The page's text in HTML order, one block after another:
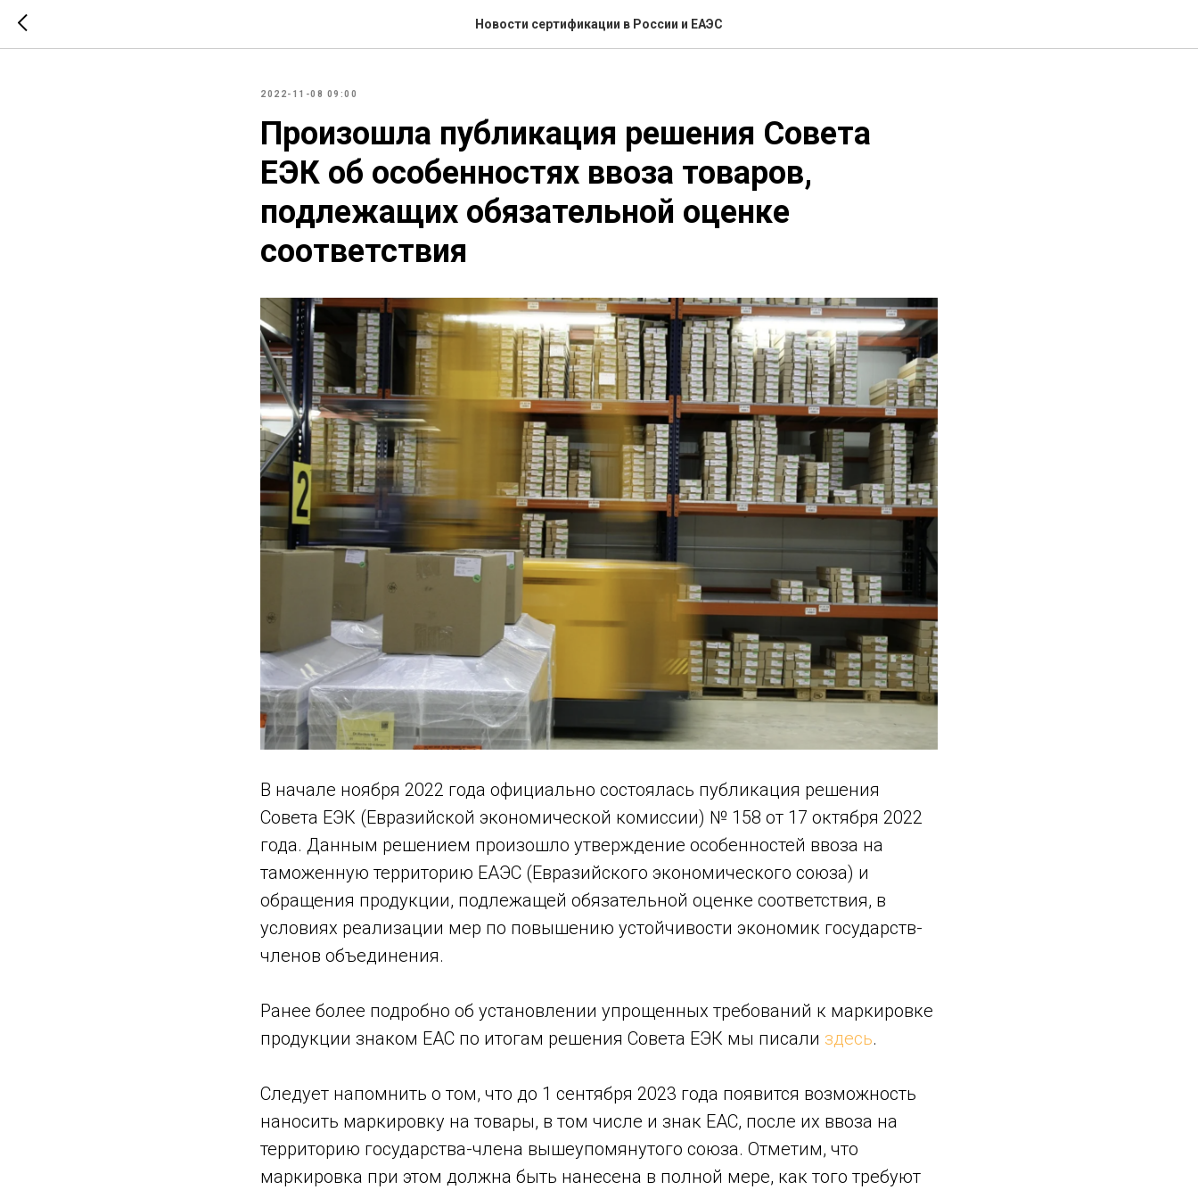
Новости сертификации в России и ЕАЭС
2022-11-08 09:00
Произошла публикация решения Совета
ЕЭК об особенностях ввоза товаров,
подлежащих обязательной оценке
соответствия
В начале ноября 2022 года официально состоялась публикация решения
Совета ЕЭК (Евразийской экономической комиссии) № 158 от 17 октября 2022
года. Данным решением произошло утверждение особенностей ввоза на
таможенную территорию ЕАЭС (Евразийского экономического союза) и
обращения продукции, подлежащей обязательной оценке соответствия, в
условиях реализации мер по повышению устойчивости экономик государств-
членов объединения.
Ранее более подробно об установлении упрощенных требований к маркировке
продукции знаком ЕАС по итогам решения Совета ЕЭК мы писали здесь.
Следует напомнить о том, что до 1 сентября 2023 года появится возможность
наносить маркировку на товары, в том числе и знак ЕАС, после их ввоза на
территорию государства-члена вышеупомянутого союза. Отметим, что
маркировка при этом должна быть нанесена в полной мере, как того требуют